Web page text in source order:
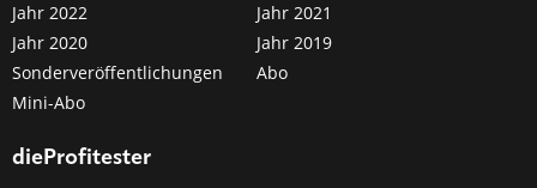
Jahr 2022
Jahr 2021
Jahr 2020
Jahr 2019
Sonderveröffentlichungen
Abo
Mini-Abo
dieProfitester